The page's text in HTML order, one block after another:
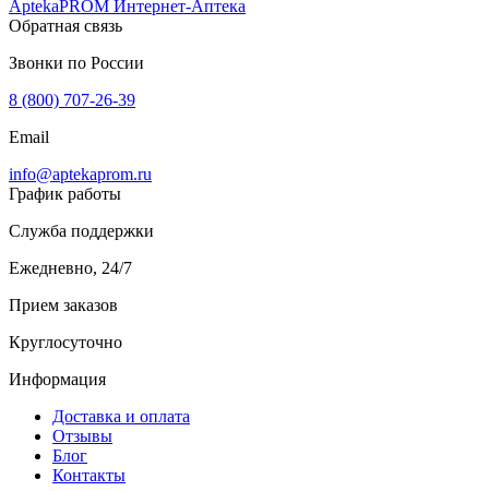
AptekaPROM Интернет-Аптека
Обратная связь
Звонки по России
8 (800) 707-26-39
Email
info@aptekaprom.ru
График работы
Служба поддержки
Ежедневно, 24/7
Прием заказов
Круглосуточно
Информация
Доставка и оплата
Отзывы
Блог
Контакты